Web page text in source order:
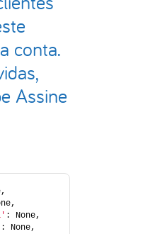
conta.
Assine
: None,
: None,